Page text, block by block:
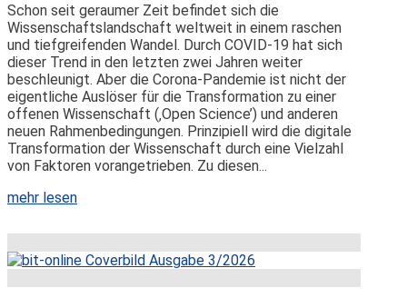
Schon seit geraumer Zeit befindet sich die
Wissenschaftslandschaft weltweit in einem raschen
und tiefgreifenden Wandel. Durch COVID-19 hat sich
dieser Trend in den letzten zwei Jahren weiter
beschleunigt. Aber die Corona-Pandemie ist nicht der
eigentliche Auslöser für die Transformation zu einer
offenen Wissenschaft (‚Open Science’) und anderen
neuen Rahmenbedingungen. Prinzipiell wird die digitale
Transformation der Wissenschaft durch eine Vielzahl
von Faktoren vorangetrieben. Zu diesen...
mehr lesen